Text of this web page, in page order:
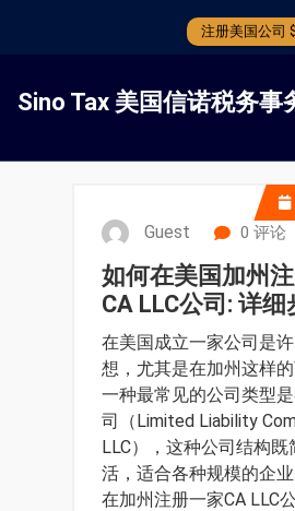
注册美国公司
Sino Tax 美国信诺税务事
Guest 0 评论
如何在美国加州
CA LLC公司: 详
在美国成立一家公司是
想，尤其是在加州这样的
一种最常见的公司类型
司（Limited Liability
LLC），这种公司结构既
活，适合各种规模的企
在加州注册一家CA LLC